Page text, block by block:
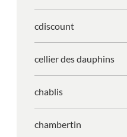
cdiscount
cellier des dauphins
chablis
chambertin